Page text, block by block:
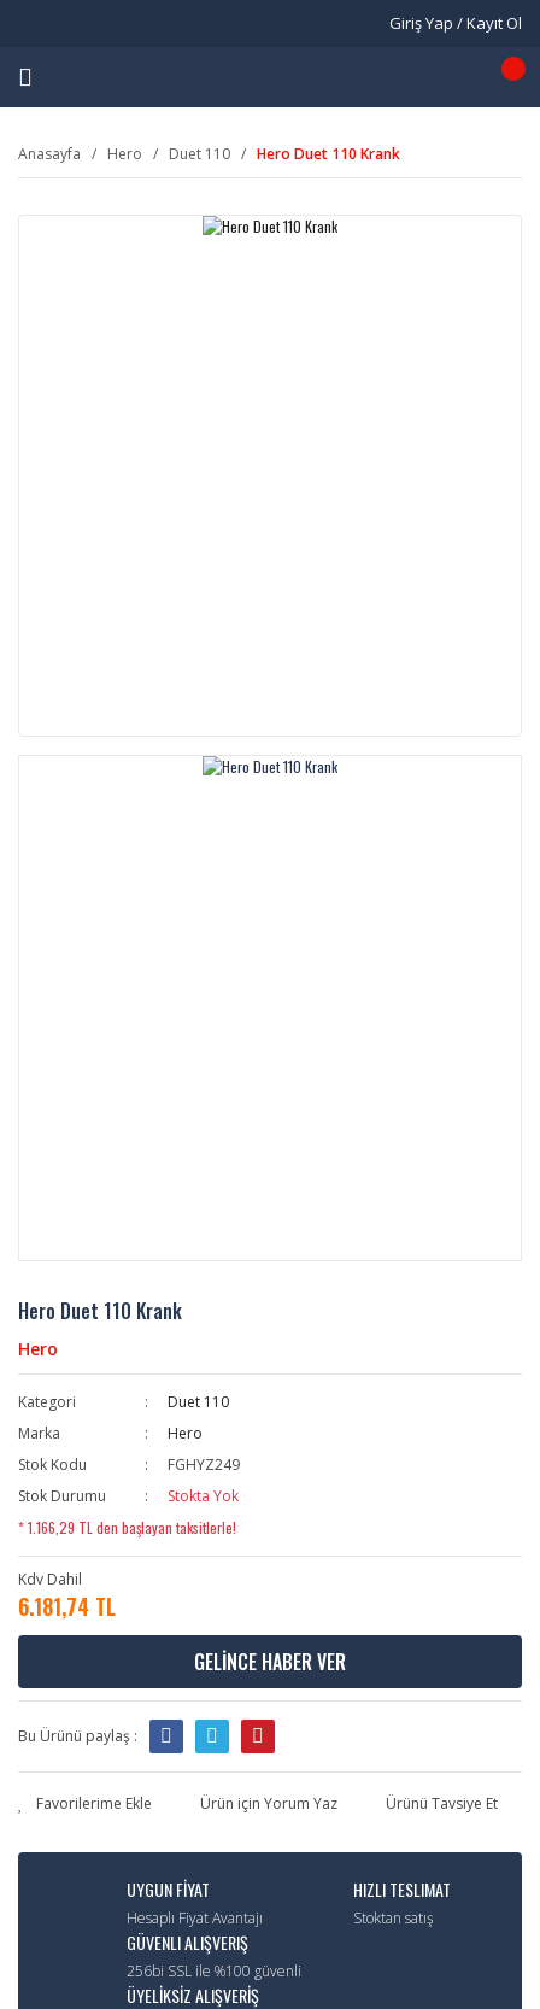
Giriş Yap / Kayıt Ol
Anasayfa Hero Duet 110 Hero Duet 110 Krank
Hero Duet 110 Krank
Hero
Kategori
Duet 110
Marka
Hero
Stok Kodu
FGHYZ249
Stok Durumu
Stokta Yok
* 1.166,29 TL den başlayan taksitlerle!
Kdv Dahil
6.181,74 TL
GELİNCE HABER VER
Bu Ürünü paylaş :
Ürün için Yorum Yaz Ürünü Tavsiye Et
UYGUN FİYAT
Hesaplı Fiyat Avantajı
HIZLI TESLIMAT
Stoktan satış
GÜVENLI ALIŞVERIŞ
256bi SSL ile %100 güvenli
ÜYELİKSİZ ALIŞVERİŞ